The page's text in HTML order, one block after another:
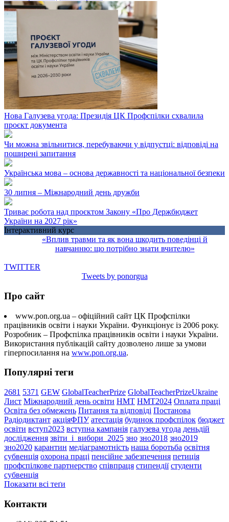
Нова Галузева угода: Президія ЦК Профспілки схвалила
проєкт документа
Чи можна звільнитися, перебуваючи у відпустці: відповіді на
поширені запитання
Українська мова – основа державності та національної безпеки
30 липня – Міжнародний день дружби
Триває робота над проєктом Закону «Про Держбюджет
України на 2027 рік»
Інтерактивний курс
«Вплив травми та як вона шкодить поведінці й
навчанню: що потрібно знати вчителю»
TWITTER
Tweets by ponorgua
Про сайт
www.pon.org.ua – офіційний сайт ЦК Профспілки
працівників освіти і науки України. Функціонує із 2006 року.
Розробник – Профспілка працівників освіти і науки України.
Використання публікацій сайту дозволено лише за умови
гіперпосилання на www.pon.org.ua.
Популярні теги
2681 5371 GEW GlobalTeacherPrize GlobalTeacherPrizeUkraine
Лист Міжнародний день освіти НМТ НМТ2024 Оплата праці
Освіта без обмежень Питання та відповіді Постанова
Радіодиктант акціяФПУ атестація будинок профспілок бюджет
освіти вступ2023 вступна кампанія галузева угода деньдій
дослідження звіти_і_вибори_2025 зно зно2018 зно2019
зно2020 карантин медіаграмотність наша боротьба освітня
субвенція охорона праці пенсійне забезпечення петиція
профспілкове партнерство співпраця стипендії студенти
субвенція
Показати всі теґи
Контакти